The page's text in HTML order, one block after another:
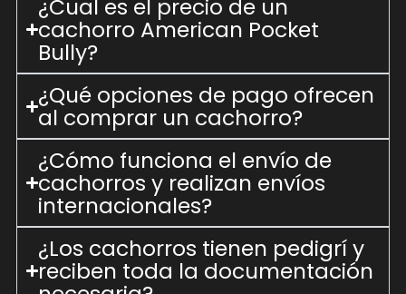
¿Cual es el precio de un
cachorro American Pocket
Bully?
¿Qué opciones de pago ofrecen
al comprar un cachorro?
¿Cómo funciona el envío de
cachorros y realizan envíos
internacionales?
¿Los cachorros tienen pedigrí y
reciben toda la documentación